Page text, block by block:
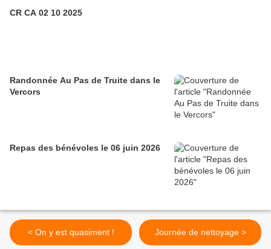
CR CA 02 10 2025
Randonnée Au Pas de Truite dans le
Vercors
Repas des bénévoles le 06 juin 2026
< On y est quasiment ! Journée de nettoyage >